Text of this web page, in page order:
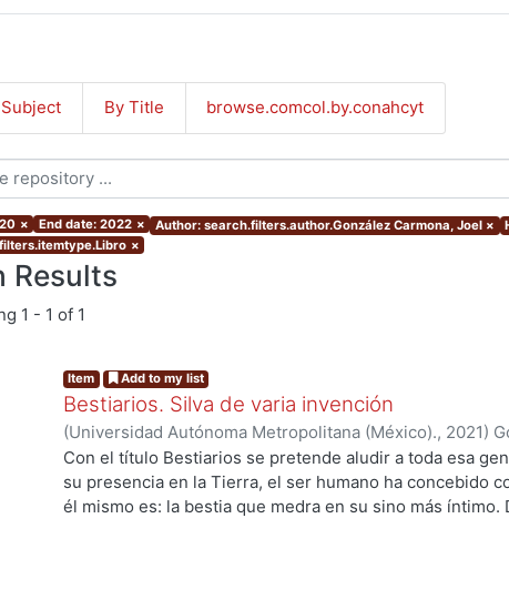
By Title browse.comcol.by.conahcyt
× End date: 2022 × Author: search.filters.author.González Carmona, Joel ×
×
Results
1 - 1 of 1
Item Add to my list
Bestiarios. Silva de varia invención
(Universidad Autónoma Metropolitana (México)., 2021)
Aguilar, Enrique;Benítez, Ana;Rudoy Callejas, Myriam;
Vladimiro;Mata Juarez, Oscar;Rojas, Francisco;Marin,
Borrás, Vida; Ito Sugiyama, Gloria ;Ramírez Leyva,
Con el título Bestiarios se pretende aludir a toda esa
su presencia en la Tierra, el ser humano ha concebido
él mismo es: la bestia que medra en su sino más íntimo.